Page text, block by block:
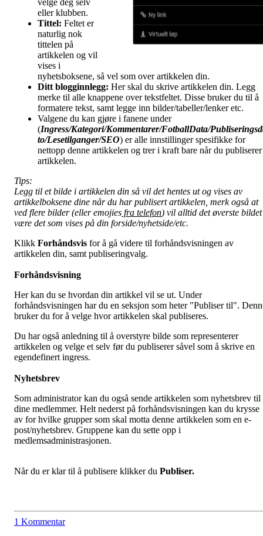
velge deg selv
eller klubben.
Tittel: Feltet er
naturlig nok
tittelen på
artikkelen og vil
vises i
nyhetsboksene, så vel som over artikkelen din.
Ditt blogginnlegg: Her skal du skrive artikkelen din. Legg
merke til alle knappene over tekstfeltet. Disse bruker du til å
formatere tekst, samt legge inn bilder/tabeller/lenker etc.
Valgene du kan gjøre i fanene under
(Ingress/Kategori/Kommentarer/FotballData/
to/Lesetilganger/SEO) er alle innstillinger spesifikke for
nettopp denne artikkelen og trer i kraft bare når du publiserer
artikkelen.
Tips:
Legg til et bilde i artikkelen din så vil det hentes ut og vises av
artikkelboksene dine når du har publisert artikkelen, merk også at
ved flere bilder (eller emojies fra telefon) vil alltid det øverste bildet
være det som vises på din forside/nyhetside/etc.
Klikk Forhåndsvis for å gå videre til forhåndsvisningen av
artikkelen din, samt publiseringvalg.
Forhåndsvisning
Her kan du se hvordan din artikkel vil se ut. Under
forhåndsvisningen har du en seksjon som heter "Publiser til".
bruker du for å velge hvor artikkelen skal publiseres.
Du har også anledning til å overstyre bilde som representerer
artikkelen og velge et selv før du publiserer såvel som å skrive en
egendefinert ingress.
Nyhetsbrev
Som administrator kan du også sende artikkelen som nyhetsbrev til
dine medlemmer. Helt nederst på forhåndsvisningen kan du krysse
av for hvilke grupper som skal motta denne artikkelen som en e-
post/nyhetsbrev. Gruppene kan du sette opp i
medlemsadministrasjonen.
Når du er klar til å publisere klikker du Publiser.
1 Kommentar